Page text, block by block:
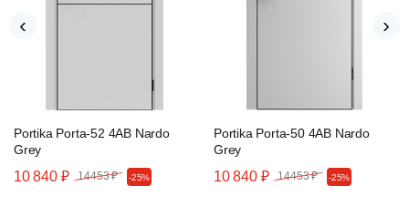
Portika Porta-52 4AB Nardo
Grey
10 840 ₽ 14453 ₽ -25%
Portika Porta-50 4AB Nardo
Grey
10 840 ₽ 14453 ₽ -25%
‹ ›